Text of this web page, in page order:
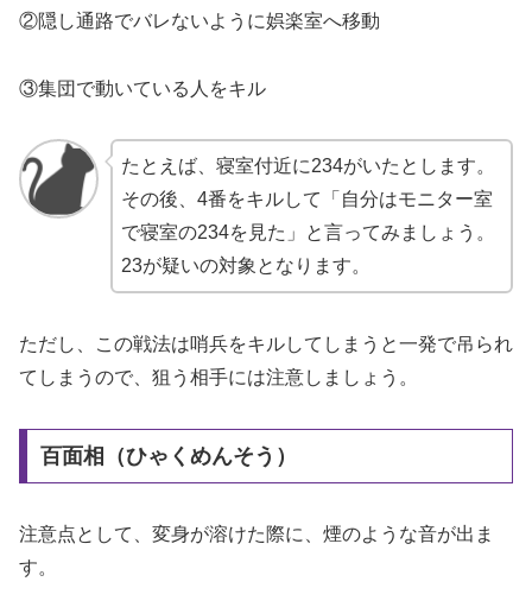
②隠し通路でバレないように娯楽室へ移動
③集団で動いている人をキル
たとえば、寝室付近に234がいたとします。
その後、4番をキルして「自分はモニター室
で寝室の234を見た」と言ってみましょう。
23が疑いの対象となります。
ただし、この戦法は哨兵をキルしてしまうと一発で吊られ
てしまうので、狙う相手には注意しましょう。
百面相（ひゃくめんそう）
注意点として、変身が溶けた際に、煙のような音が出ま
す。